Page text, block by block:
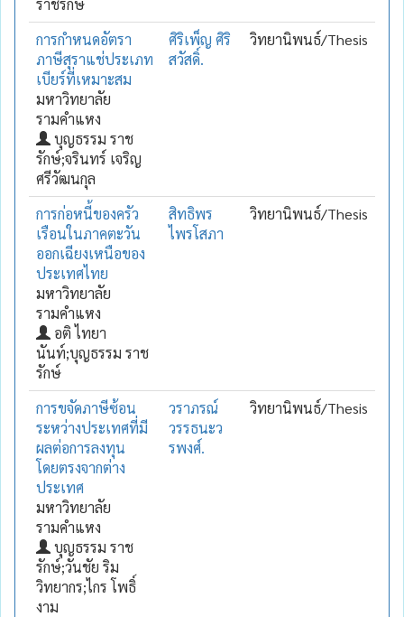
การกำหนดอัตรา
ภาษีสุราแช่ประเภท
เบียร์ที่เหมาะสม
มหาวิทยาลัย
รามคำแหง
บุญธรรม ราช
รักษ์;จรินทร์ เจริญ
ศรีวัฒนกุล
ศิริเพ็ญ ศิริ
สวัสดิ์.
วิทยานิพนธ์/Thesis
การก่อหนี้ของครัว
เรือนในภาคตะวัน
ออกเฉียงเหนือของ
ประเทศไทย
มหาวิทยาลัย
รามคำแหง
อติ ไทยา
นันท์;บุญธรรม ราช
รักษ์
สิทธิพร
ไพรโสภา
วิทยานิพนธ์/Thesis
การขจัดภาษีซ้อน
ระหว่างประเทศที่มี
ผลต่อการลงทุน
โดยตรงจากต่าง
ประเทศ
มหาวิทยาลัย
รามคำแหง
บุญธรรม ราช
รักษ์;วันชัย ริม
วิทยากร;ไกร โพธิ์
งาม
วราภรณ์
วรรธนะว
รพงศ์.
วิทยานิพนธ์/Thesis